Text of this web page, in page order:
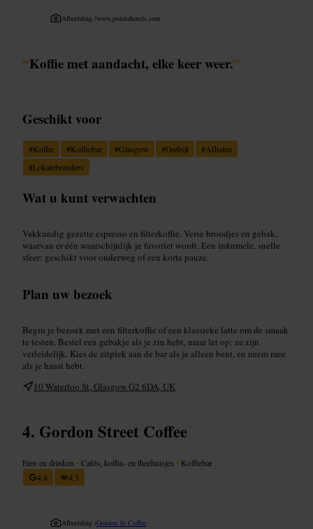
Afbeelding /www.pointahotels.com
“Koffie met aandacht, elke keer weer.”
Geschikt voor
#Koffie #Koffiebar #Glasgow #Ontbijt #Afhalen
#Lokalebranders
Wat u kunt verwachten
Vakkundig gezette espresso en filterkoffie. Verse broodjes en gebak,
waarvan er één waarschijnlijk je favoriet wordt. Een informele, snelle
sfeer: geschikt voor onderweg of een korte pauze.
Plan uw bezoek
Begin je bezoek met een filterkoffie of een klassieke latte om de smaak
te testen. Bestel een gebakje als je zin hebt, maar let op: ze zijn
verleidelijk. Kies de zitplek aan de bar als je alleen bent, en neem mee
als je haast hebt.
10 Waterloo St, Glasgow G2 6DA, UK
Gordon Street Coffee
Eten en drinken •Cafés, koffie- en theehuisjes • Koffiebar
4,4
4,3
Afbeelding /Gordon St Coffee